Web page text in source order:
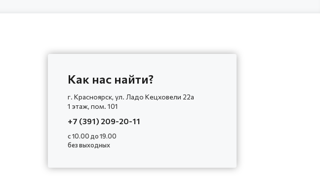
Как нас найти?
г. Красноярск, ул. Ладо Кецховели 22а
1 этаж, пом. 101
+7 (391) 209-20-11
с 10.00 до 19.00
без выходных